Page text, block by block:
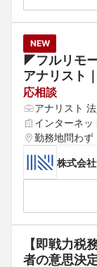
NEW
◤フルリモ
アナリスト
応相談
アナリスト
インターネッ
勤務地問わず
株式会
【即戦力税
者の意思決